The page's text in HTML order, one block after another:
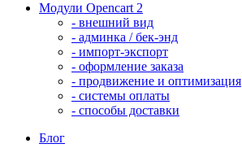
Модули Opencart 2
- внешний вид
- админка / бек-энд
- импорт-экспорт
- оформление заказа
- продвижение и оптимизация
- системы оплаты
- способы доставки
Блог